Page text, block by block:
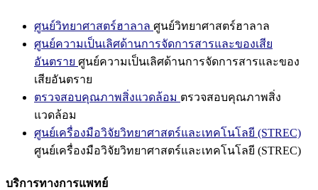
ศูนย์วิทยาศาสตร์ฮาลาล ศูนย์วิทยาศาสตร์ฮาลาล
ศูนย์ความเป็นเลิศด้านการจัดการสารและของเสีย
อันตราย ศูนย์ความเป็นเลิศด้านการจัดการสารและของ
เสียอันตราย
ตรวจสอบคุณภาพสิ่งแวดล้อม ตรวจสอบคุณภาพสิ่ง
แวดล้อม
ศูนย์เครื่องมือวิจัยวิทยาศาสตร์และเทคโนโลยี (STREC)
ศูนย์เครื่องมือวิจัยวิทยาศาสตร์และเทคโนโลยี (STREC)
บริการทางการแพทย์